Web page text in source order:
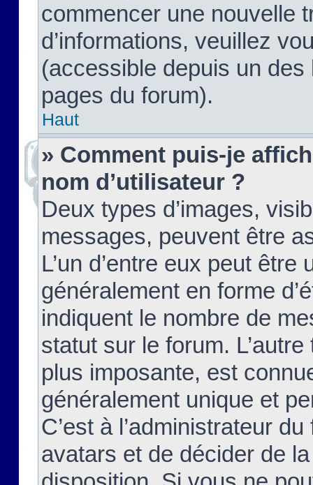
commencer une nouvelle
d’informations, veuillez
(accessible depuis un
pages du forum).
Haut
» Comment puis-je
nom d’utilisateur ?
Deux types d’images,
messages, peuvent être
L’un d’entre eux peut
généralement en forme
indiquent le nombre de
statut sur le forum.
plus imposante, est
généralement unique et
C’est à l’administrateur
avatars et de décider de